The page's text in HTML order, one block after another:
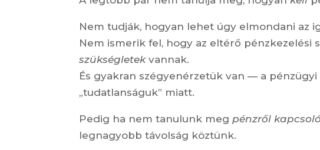
Nem tudják, hogyan lehet úgy elmondani az
Nem ismerik fel, hogy az eltérő pénzkezelési
szükségletekvannak.
És gyakran szégyenérzetük van — a
„tudatlanságuk” miatt.
Pedig ha nem tanulunk megpénzről
legnagyobb távolság köztünk.